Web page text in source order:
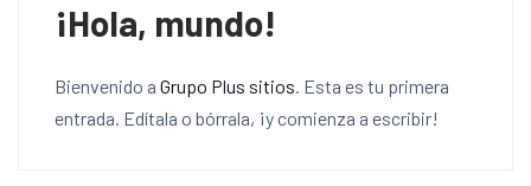
¡Hola, mundo!
Bienvenido a Grupo Plus sitios. Esta es tu primera
entrada. Edítala o bórrala, ¡y comienza a escribir!